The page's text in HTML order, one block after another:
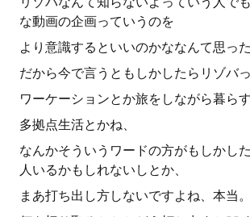
な動画の企画っていうのを
より意識するといいのかななんて思っ
だから今で言うともしかしたらリゾバ
ワーケーションとか旅をしながら暮らす
多拠点生活とかね、
なんかそういうワードの方がもしかし
人いるかもしれないしとか、
まあ打ち出し方しないですよね、本当。